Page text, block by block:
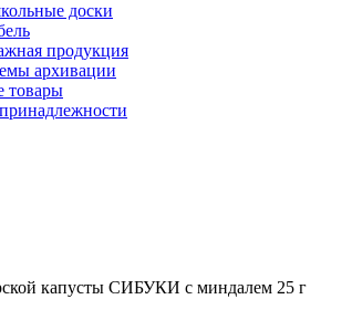
доски
продукция
архивации
товары
капусты СИБУКИ с миндалем 25 г